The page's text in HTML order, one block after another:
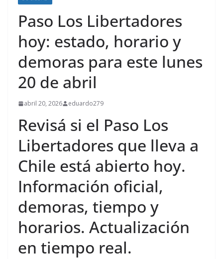
Paso Los Libertadores
hoy: estado, horario y
demoras para este lunes
20 de abril
abril 20, 2026 eduardo279
Revisá si el Paso Los
Libertadores que lleva a
Chile está abierto hoy.
Información oficial,
demoras, tiempo y
horarios. Actualización
en tiempo real.